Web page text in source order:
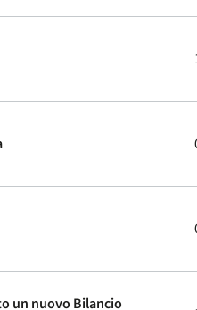
un nuovo Bilancio